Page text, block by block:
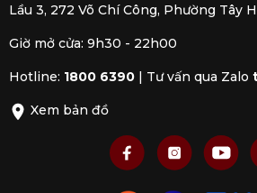
Lầu 3, 272 Võ Chí Công, Phường Tây
Giờ mở cửa: 9h30 - 22h00
Hotline: 1800 6390 Tư vấn qua Zalo
Xem bản đồ